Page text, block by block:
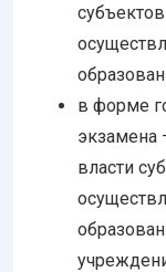
в форме
экзамена
власти